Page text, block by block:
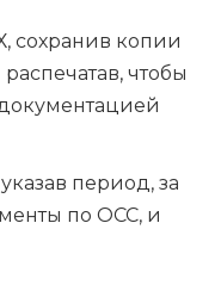
сохранив копии
чтобы
период, за
по ОСС, и